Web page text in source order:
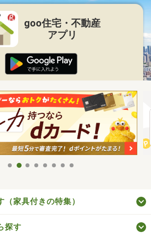
goo住宅・不動産
アプリ
家具付きの特集）
探す